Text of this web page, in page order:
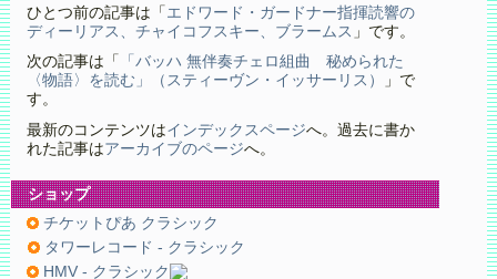
ひとつ前の記事は「 エドワード・ガードナー指揮読響の
ディーリアス、チャイコフスキー、ブラームス 」です。
次の記事は「
「バッハ 無伴奏チェロ組曲 秘められた
〈物語〉を読む」（スティーヴン・イッサーリス）
」で
す。
最新のコンテンツはインデックスページへ。過去に書か
れた記事はアーカイブのページへ。
ショップ
チケットぴあ クラシック
タワーレコード - クラシック
HMV - クラシック